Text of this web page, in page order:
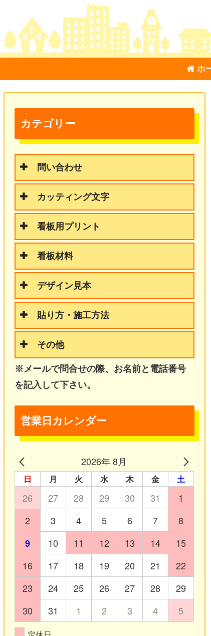
ホ
カテゴリー
問い合わせ
カッティング文字
看板用プリント
看板材料
デザイン見本
貼り方・施工方法
その他
※メールで問合せの際、お名前と電話番号
を記入して下さい。
営業日カレンダー
2026年 8月
日 月 火 水 木 金 土
26 27 28 29 30 31
1
2
3 4 5 6 7
8
9
10 11 12 13 14
15
16
17 18 19 20 21
22
23
24 25 26 27 28
29
30
31 1 2 3 4 5